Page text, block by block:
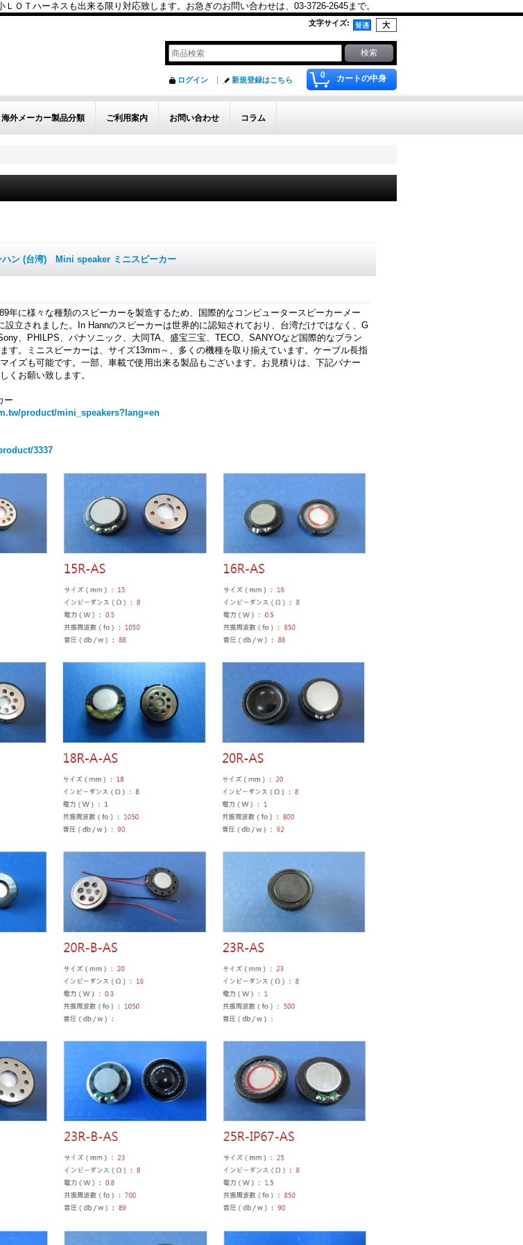
ＯＴハーネスも出来る限り対応致します。お急ぎのお問い合わせは、03-3726-2645まで。
文字サイズ:
0 カートの中身
ログイン 新規登録はこちら
海外メーカー製品分類 ご利用案内 お問い合わせ コラム
ン (台湾) Mini speaker ミニスピーカー
年に様々な種類のスピーカーを製造するため、国際的なコンピュータースピーカーメー
設立されました。In Hannのスピーカーは世界的に認知されており、台湾だけではなく、G
、PHILPS、パナソニック、大同TA、盛宝三宝、TECO、SANYOなど国際的なブラン
す。ミニスピーカーは、サイズ13mm～、多くの機種を取り揃えています。ケーブル長指
イズも可能です。一部、車載で使用出来る製品もございます。お見積りは、下記バナー
くお願い致します。
ー
product/mini_speakers?lang=en
3337